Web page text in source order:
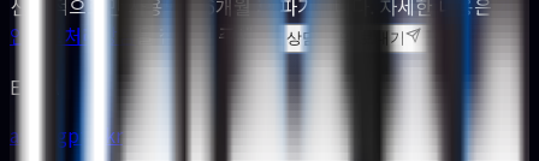
신 목적으로만 사용되며 6개월 후 파기됩니다. 자세한 내용은개
인정보처리방침 을 참고해 주세요. 상담 문의 보내기
Email
ask@gpto.kr